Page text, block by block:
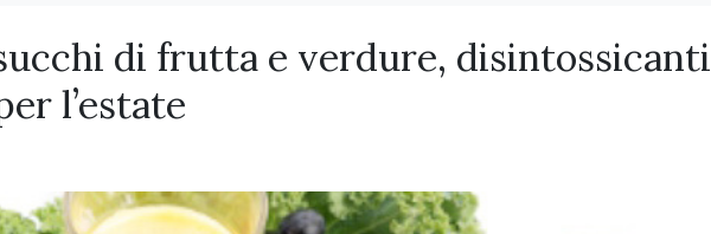
di frutta e verdure, disintossicanti
l’estate